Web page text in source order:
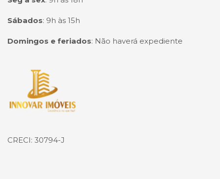
Sábados: 9h às 15h
Domingos e feriados: Não haverá expediente
Página inicial
CRECI: 30794-J